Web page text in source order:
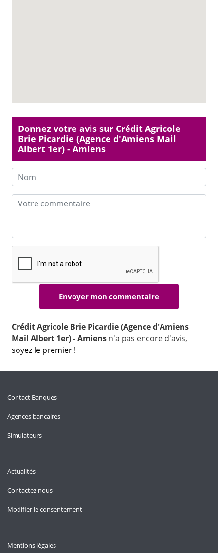
Donnez votre avis sur Crédit Agricole
Brie Picardie (Agence d'Amiens Mail
Albert 1er) - Amiens
Crédit Agricole Brie Picardie (Agence d'Amiens
Mail Albert 1er) - Amiens n'a pas encore d'avis,
soyez le premier !
Contact Banques
Agences bancaires
Simulateurs
Actualités
Contactez nous
Modifier le consentement
Mentions légales